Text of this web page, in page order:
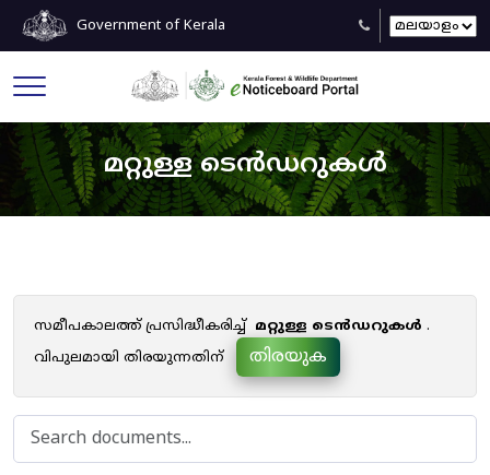
Government of Kerala
മറ്റുള്ള ടെൻഡറുകൾ
സമീപകാലത്ത് പ്രസിദ്ധീകരിച്ച് മറ്റുള്ള ടെൻഡറുകൾ .
വിപുലമായി തിരയുന്നതിന്
തിരയുക